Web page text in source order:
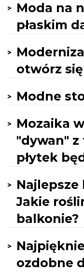
Moda na
płaskim
otwórz
Modne
Mozaika
"dywan"
płytek
Jakie
balkonie?
ozdobne